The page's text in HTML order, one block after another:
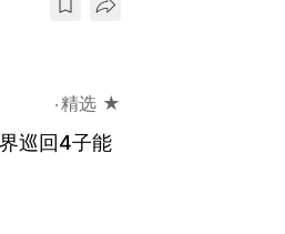
精选 ★
巡回4子能